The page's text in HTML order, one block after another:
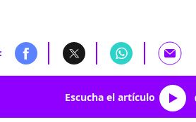
Escucha el artículo